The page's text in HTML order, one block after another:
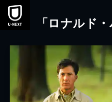
本文へスキップ
「ロナルド